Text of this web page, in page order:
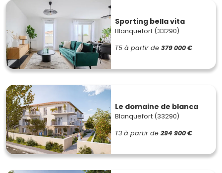
Sporting bella vita
Blanquefort (33290)
T5 à partir de 379 000 €
Le domaine de blanca
Blanquefort (33290)
T3 à partir de 294 900 €